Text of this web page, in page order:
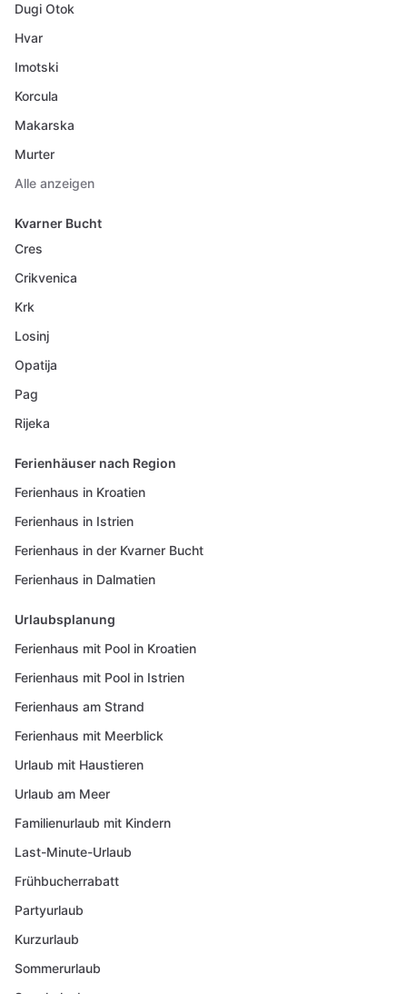
Dugi Otok
Hvar
Imotski
Korcula
Makarska
Murter
Alle anzeigen
Kvarner Bucht
Cres
Crikvenica
Krk
Losinj
Opatija
Pag
Rijeka
Ferienhäuser nach Region
Ferienhaus in Kroatien
Ferienhaus in Istrien
Ferienhaus in der Kvarner Bucht
Ferienhaus in Dalmatien
Urlaubsplanung
Ferienhaus mit Pool in Kroatien
Ferienhaus mit Pool in Istrien
Ferienhaus am Strand
Ferienhaus mit Meerblick
Urlaub mit Haustieren
Urlaub am Meer
Familienurlaub mit Kindern
Last-Minute-Urlaub
Frühbucherrabatt
Partyurlaub
Kurzurlaub
Sommerurlaub